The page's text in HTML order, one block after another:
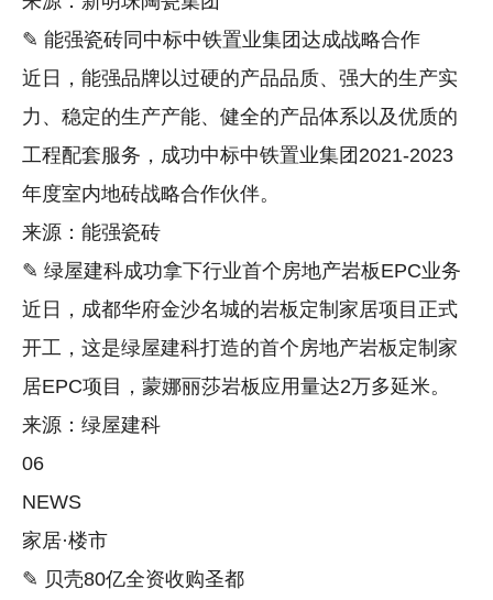
✎ 能强瓷砖同中标中铁置业集团达成战略合作
近日，能强品牌以过硬的产品品质、强大的生产实
力、稳定的生产产能、健全的产品体系以及优质的
工程配套服务，成功中标中铁置业集团2021-2023
年度室内地砖战略合作伙伴。
来源：能强瓷砖
✎ 绿屋建科成功拿下行业首个房地产岩板EPC业务
近日，成都华府金沙名城的岩板定制家居项目正式
开工，这是绿屋建科打造的首个房地产岩板定制家
居EPC项目，蒙娜丽莎岩板应用量达2万多延米。
来源：绿屋建科
06
NEWS
家居·楼市
✎ 贝壳80亿全资收购圣都